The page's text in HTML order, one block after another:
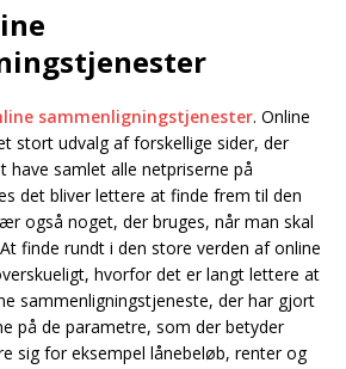
sammenligningstjenester. Online
stort udvalg af forskellige sider, der
have samlet alle netpriserne på
det bliver lettere at finde frem til den
også noget, der bruges, når man skal
finde rundt i den store verden af online
hvorfor det er langt lettere at
sammenligningstjeneste, der har gjort
på de parametre, som der betyder
sig for eksempel lånebeløb, renter og